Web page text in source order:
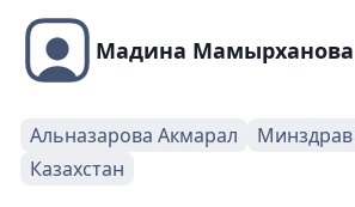
Мадина Мамырханова
Альназарова Акмарал
Казахстан